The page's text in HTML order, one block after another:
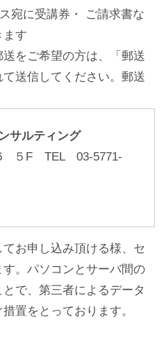
宛に受講券・ ご請求書な
ます
をご希望の方は、「郵送
送信してください。郵送
サルティング
５F TEL 03-5771-
お申し込み頂ける様、セ
。パソコンとサーバ間の
で、第三者によるデータ
置をとっております。